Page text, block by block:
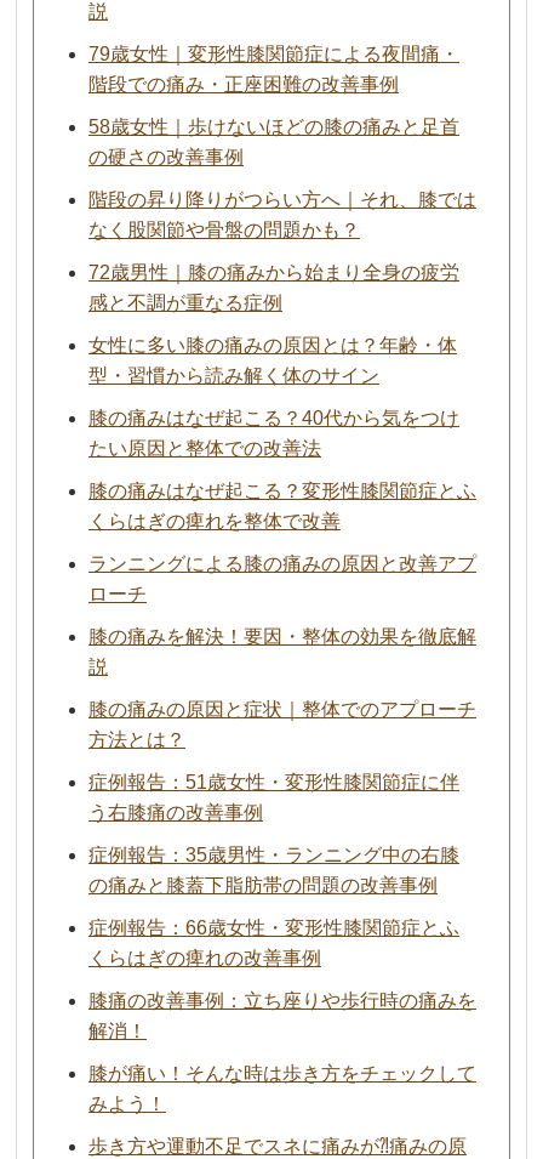
説
79歳女性｜変形性膝関節症による夜間痛・
階段での痛み・正座困難の改善事例
58歳女性｜歩けないほどの膝の痛みと足首
の硬さの改善事例
階段の昇り降りがつらい方へ｜それ、膝では
なく股関節や骨盤の問題かも？
72歳男性｜膝の痛みから始まり全身の疲労
感と不調が重なる症例
女性に多い膝の痛みの原因とは？年齢・体
型・習慣から読み解く体のサイン
膝の痛みはなぜ起こる？40代から気をつけ
たい原因と整体での改善法
膝の痛みはなぜ起こる？変形性膝関節症とふ
くらはぎの痺れを整体で改善
ランニングによる膝の痛みの原因と改善アプ
ローチ
膝の痛みを解決！要因・整体の効果を徹底解
説
膝の痛みの原因と症状｜整体でのアプローチ
方法とは？
症例報告：51歳女性・変形性膝関節症に伴
う右膝痛の改善事例
症例報告：35歳男性・ランニング中の右膝
の痛みと膝蓋下脂肪帯の問題の改善事例
症例報告：66歳女性・変形性膝関節症とふ
くらはぎの痺れの改善事例
膝痛の改善事例：立ち座りや歩行時の痛みを
解消！
膝が痛い！そんな時は歩き方をチェックして
みよう！
歩き方や運動不足でスネに痛みが⁈痛みの原